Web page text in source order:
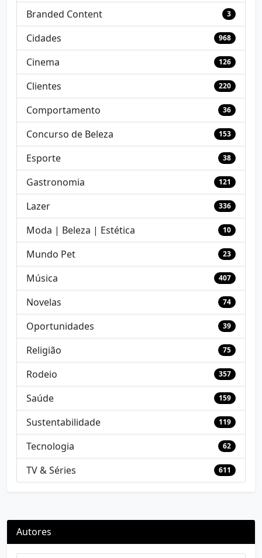
Branded Content 3
Cidades 968
Cinema 126
Clientes 220
Comportamento 36
Concurso de Beleza 153
Esporte 38
Gastronomia 121
Lazer 336
Moda | Beleza | Estética 10
Mundo Pet 23
Música 407
Novelas 74
Oportunidades 39
Religião 75
Rodeio 357
Saúde 159
Sustentabilidade 119
Tecnologia 62
TV & Séries 611
Autores